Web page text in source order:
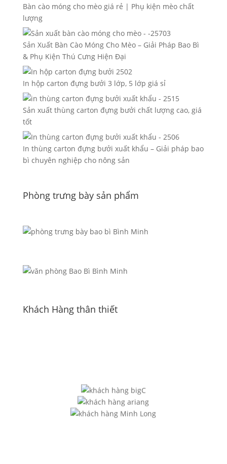
Bàn cào móng cho mèo giá rẻ | Phụ kiện mèo chất
lượng
Sản Xuất Bàn Cào Móng Cho Mèo – Giải Pháp Bao Bì
& Phụ Kiện Thú Cưng Hiện Đại
In hộp carton đựng bưởi 3 lớp, 5 lớp giá sỉ
Sản xuất thùng carton đựng bưởi chất lượng cao, giá
tốt
In thùng carton đựng bưởi xuất khẩu – Giải pháp bao
bì chuyên nghiệp cho nông sản
Phòng trưng bày sản phẩm
Khách Hàng thân thiết